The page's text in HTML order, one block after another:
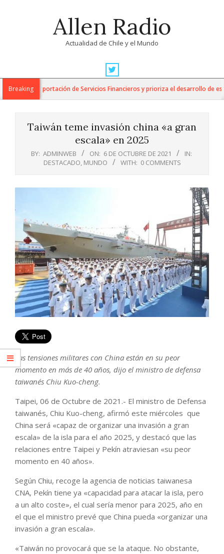
Allen Radio
Actualidad de Chile y el Mundo
Navigation
MenuBreaking
para la Exportación de Servicios Financieros y prioriza el desarrollo de esta
Taiwán teme invasión china «a gran
escala» en 2025
BY: ADMINWEB ON: 6 DE OCTUBRE DE 2021
IN:
DESTACADO, MUNDO WITH: 0 COMMENTS
Las tensiones militares con China están en su peor
momento en más de 40 años, dijo el ministro de defensa
taiwanés Chiu Kuo-cheng.
Taipei, 06 de Octubre de 2021.- El ministro de Defensa
taiwanés, Chiu Kuo-cheng, afirmó este miércoles que
China será «capaz de organizar una invasión a gran
escala» de la isla para el año 2025, y destacó que las
relaciones entre Taipei y Pekín atraviesan «su peor
momento en 40 años».
Según Chiu, recoge la agencia de noticias taiwanesa
CNA, Pekín tiene ya «capacidad para atacar la isla, pero
a un alto coste», el cual sería menor para 2025, año en
el que el ministro prevé que China pueda «organizar una
invasión a gran escala».
«Taiwán no provocará que se la ataque. No obstante,